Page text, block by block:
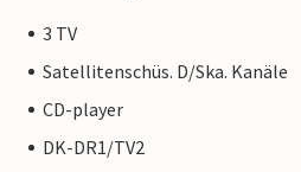
3 TV
Satellitenschüs. D/Ska. Kanäle
CD-player
DK-DR1/TV2